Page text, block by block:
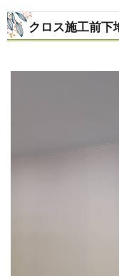
クロス施工前下